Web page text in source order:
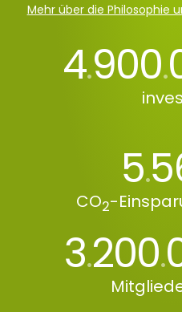
Mehr über die Philosophie
4.900.
5.
CO2-
3.200.